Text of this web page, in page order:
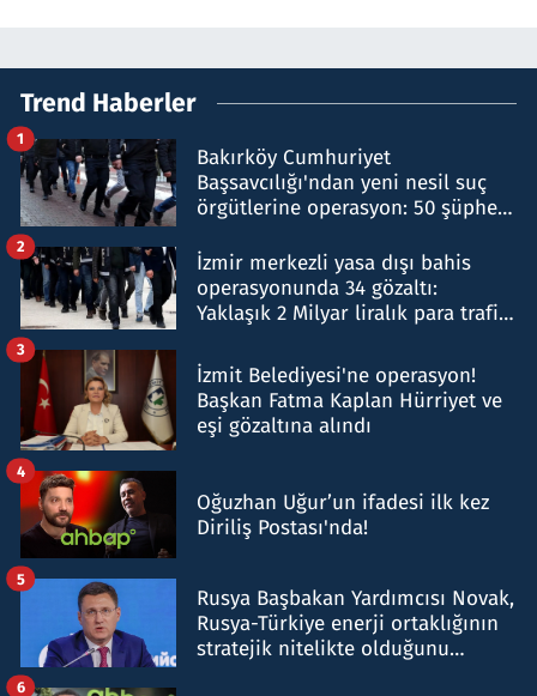
Trend Haberler
Bakırköy Cumhuriyet
Başsavcılığı'ndan yeni nesil suç
örgütlerine operasyon: 50 şüpheli
1
İzmir merkezli yasa dışı bahis
operasyonunda 34 gözaltı:
Yaklaşık 2 Milyar liralık para trafiği
2
İzmit Belediyesi'ne operasyon!
Başkan Fatma Kaplan Hürriyet ve
eşi gözaltına alındı
3
Oğuzhan Uğur’un ifadesi ilk kez
Diriliş Postası'nda!
4
Rusya Başbakan Yardımcısı Novak,
Rusya-Türkiye enerji ortaklığının
stratejik nitelikte olduğunu
5
6